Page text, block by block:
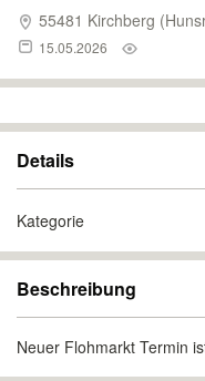
55481 Kirchberg
15.05.2026
Details
Kategorie
Beschreibung
Neuer Flohmarkt Termin